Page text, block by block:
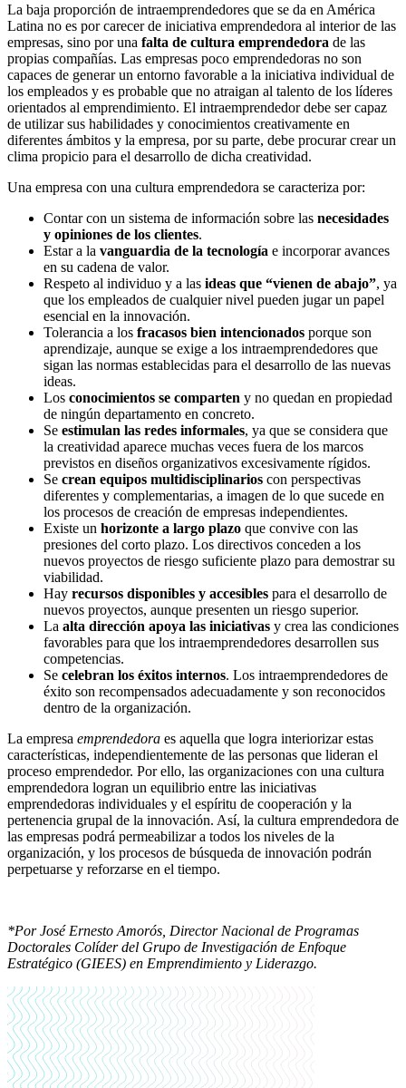
La baja proporción de intraemprendedores que se da en América
Latina no es por carecer de iniciativa emprendedora al interior de las
empresas, sino por una falta de cultura emprendedora de las
propias compañías. Las empresas poco emprendedoras no son
capaces de generar un entorno favorable a la iniciativa individual de
los empleados y es probable que no atraigan al talento de los líderes
orientados al emprendimiento. El intraemprendedor debe ser capaz
de utilizar sus habilidades y conocimientos creativamente en
diferentes ámbitos y la empresa, por su parte, debe procurar crear un
clima propicio para el desarrollo de dicha creatividad.
Una empresa con una cultura emprendedora se caracteriza por:
Contar con un sistema de información sobre las necesidades
y opiniones de los clientes.
Estar a la vanguardia de la tecnología e incorporar avances
en su cadena de valor.
Respeto al individuo y a las ideas que “vienen de abajo”, ya
que los empleados de cualquier nivel pueden jugar un papel
esencial en la innovación.
Tolerancia a los fracasos bien intencionados porque son
aprendizaje, aunque se exige a los intraemprendedores que
sigan las normas establecidas para el desarrollo de las nuevas
ideas.
Los conocimientos se comparten y no quedan en propiedad
de ningún departamento en concreto.
Se estimulan las redes informales, ya que se considera que
la creatividad aparece muchas veces fuera de los marcos
previstos en diseños organizativos excesivamente rígidos.
Se crean equipos multidisciplinarios con perspectivas
diferentes y complementarias, a imagen de lo que sucede en
los procesos de creación de empresas independientes.
Existe un horizonte a largo plazo que convive con las
presiones del corto plazo. Los directivos conceden a los
nuevos proyectos de riesgo suficiente plazo para demostrar su
viabilidad.
Hay recursos disponibles y accesibles para el desarrollo de
nuevos proyectos, aunque presenten un riesgo superior.
La alta dirección apoya las iniciativas y crea las condiciones
favorables para que los intraemprendedores desarrollen sus
competencias.
Se celebran los éxitos internos. Los intraemprendedores de
éxito son recompensados adecuadamente y son reconocidos
dentro de la organización.
La empresa emprendedora es aquella que logra interiorizar estas
características, independientemente de las personas que lideran el
proceso emprendedor. Por ello, las organizaciones con una cultura
emprendedora logran un equilibrio entre las iniciativas
emprendedoras individuales y el espíritu de cooperación y la
pertenencia grupal de la innovación. Así, la cultura emprendedora de
las empresas podrá permeabilizar a todos los niveles de la
organización, y los procesos de búsqueda de innovación podrán
perpetuarse y reforzarse en el tiempo.
*Por José Ernesto Amorós, Director Nacional de Programas
Doctorales Colíder del Grupo de Investigación de Enfoque
Estratégico (GIEES) en Emprendimiento y Liderazgo.